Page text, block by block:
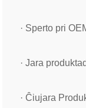
· Sperto pri
· Jara
· Ĉiujara